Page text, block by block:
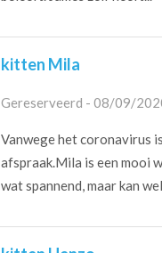
kitten Mila
Gereserveerd - 08/09/
Vanwege het coronavirus
afspraak.Mila is een mooi
wat spannend, maar kan